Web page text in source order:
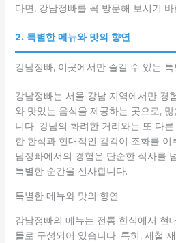
다면, 강남정빠를 꼭 방문해 보시기 바
2. 특별한 메뉴와 맛의 향연
강남정빠, 이곳에서만 즐길 수 있는
강남정빠는 서울 강남 지역에서만 경
와 맛있는 음식을 제공하는 곳으로,
니다. 강남의 화려한 거리와는 또 다
한 한식과 현대적인 감각이 조화를
남정빠에서의 경험은 단순한 식사를
특별한 순간을 선사합니다.
특별한 메뉴와 맛의 향연
강남정빠의 메뉴는 전통 한식에서 현
들로 구성되어 있습니다. 특히, 제철